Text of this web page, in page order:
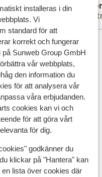
installeras i din
Vi
standard för att
korrekt och fungerar
Sunweb Group GmbH
vår webbplats,
den information du
för att analysera vår
våra erbjudanden.
cookies kan vi och
för att göra vårt
för dig.
godkänner du
klickar på "Hantera" kan
lista över cookies där